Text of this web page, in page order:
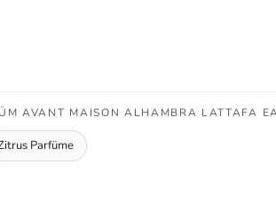
AVANT MAISON ALHAMBRA LATTAFA
Parfüme